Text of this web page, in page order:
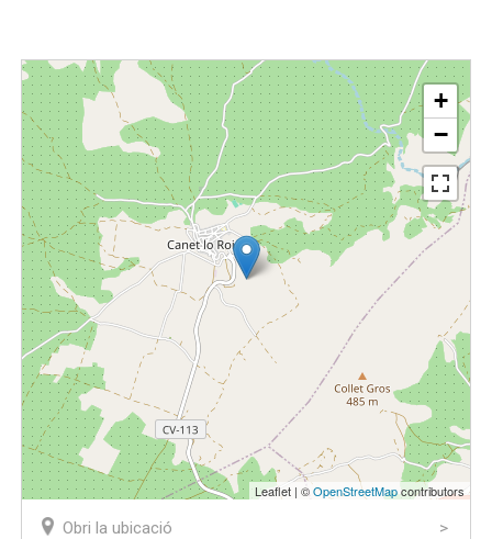
+
−
Leaflet | ©OpenStreetMapcontributors
Obri la ubicació